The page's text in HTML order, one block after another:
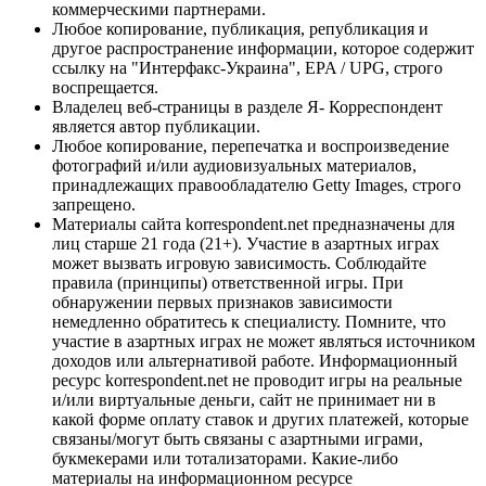
коммерческими партнерами.
Любое копирование, публикация, републикация и
другое распространение информации, которое содержит
ссылку на "Интерфакс-Украина", EPA / UPG, строго
воспрещается.
Владелец веб-страницы в разделе Я- Корреспондент
является автор публикации.
Любое копирование, перепечатка и воспроизведение
фотографий и/или аудиовизуальных материалов,
принадлежащих правообладателю Getty Images, строго
запрещено.
Материалы сайта korrespondent.net предназначены для
лиц старше 21 года (21+). Участие в азартных играх
может вызвать игровую зависимость. Соблюдайте
правила (принципы) ответственной игры. При
обнаружении первых признаков зависимости
немедленно обратитесь к специалисту. Помните, что
участие в азартных играх не может являться источником
доходов или альтернативой работе. Информационный
ресурс korrespondent.net не проводит игры на реальные
и/или виртуальные деньги, сайт не принимает ни в
какой форме оплату ставок и других платежей, которые
связаны/могут быть связаны с азартными играми,
букмекерами или тотализаторами. Какие-либо
материалы на информационном ресурсе